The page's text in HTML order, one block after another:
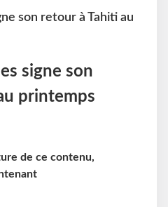
son retour à Tahiti au
signe son
printemps
de ce contenu,